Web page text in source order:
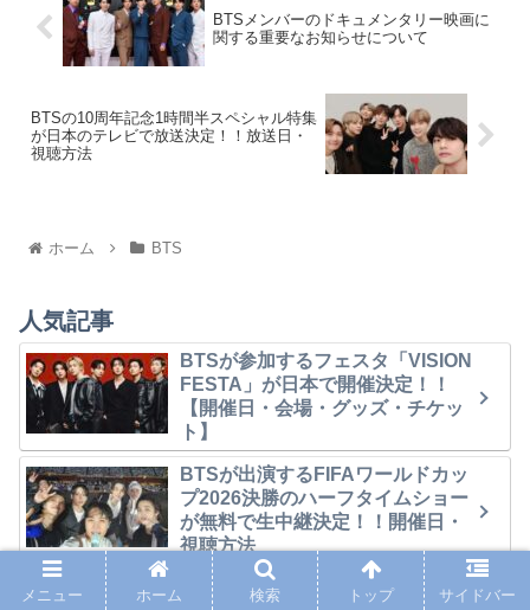
BTSメンバーのドキュメンタリー映画に
関する重要なお知らせについて
BTSの10周年記念1時間半スペシャル特集
が日本のテレビで放送決定！！放送日・
視聴方法
ホーム BTS
人気記事
BTSが参加するフェスタ「VISION
FESTA」が日本で開催決定！！
【開催日・会場・グッズ・チケッ
ト】
BTSが出演するFIFAワールドカッ
プ2026決勝のハーフタイムショー
が無料で生中継決定！！開催日・
視聴方法
BTSの2時間スペシャル特集が放送
メニュー ホーム 検索 トップ サイドバー